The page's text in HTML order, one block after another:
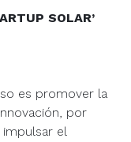
SOLAR’
es promover la
por
el